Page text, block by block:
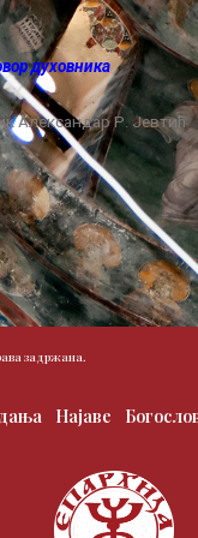
духовника
Александар Р. Јевтић
задржана.
Најаве